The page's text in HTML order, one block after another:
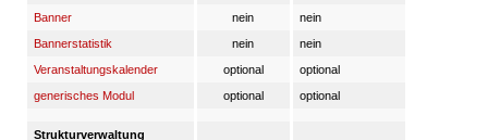
Banner
nein
nein
Bannerstatistik
nein
nein
Veranstaltungskalender
optional
optional
generisches Modul
optional optional
Strukturverwaltung